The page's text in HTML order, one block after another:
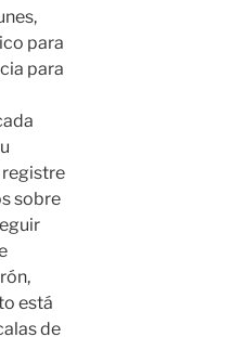
para
para
registre
sobre
está
de